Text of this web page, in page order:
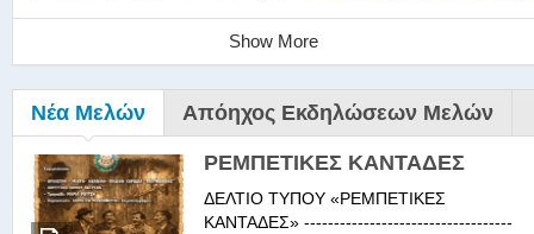
Show More
Νέα Μελών Απόηχος Εκδηλώσεων Μελών
ΡΕΜΠΕΤΙΚΕΣ ΚΑΝΤΑΔΕΣ
ΔΕΛΤΙΟ ΤΥΠΟΥ «ΡΕΜΠΕΤΙΚΕΣ
ΚΑΝΤΑΔΕΣ» -----------------------------------